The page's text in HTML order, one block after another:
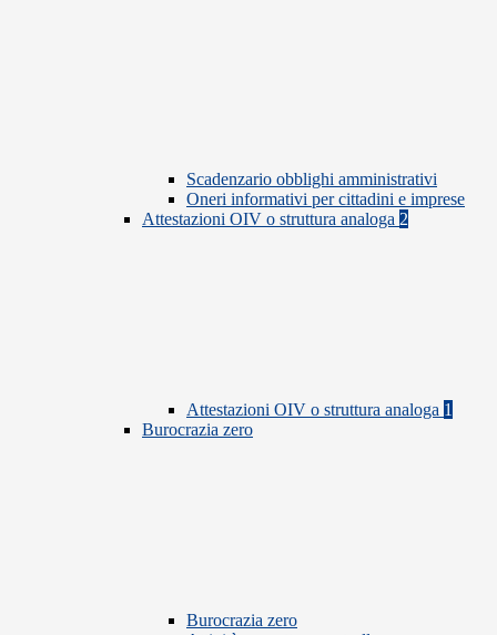
Scadenzario obblighi amministrativi
Oneri informativi per cittadini e imprese
Attestazioni OIV o struttura analoga 2
Attestazioni OIV o struttura analoga 1
Burocrazia zero
Burocrazia zero